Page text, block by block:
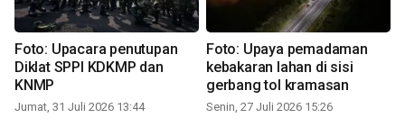
Foto: Upacara penutupan
Diklat SPPI KDKMP dan
KNMP
Jumat, 31 Juli 2026 13:44
Foto: Upaya pemadaman
kebakaran lahan di sisi
gerbang tol kramasan
Senin, 27 Juli 2026 15:26